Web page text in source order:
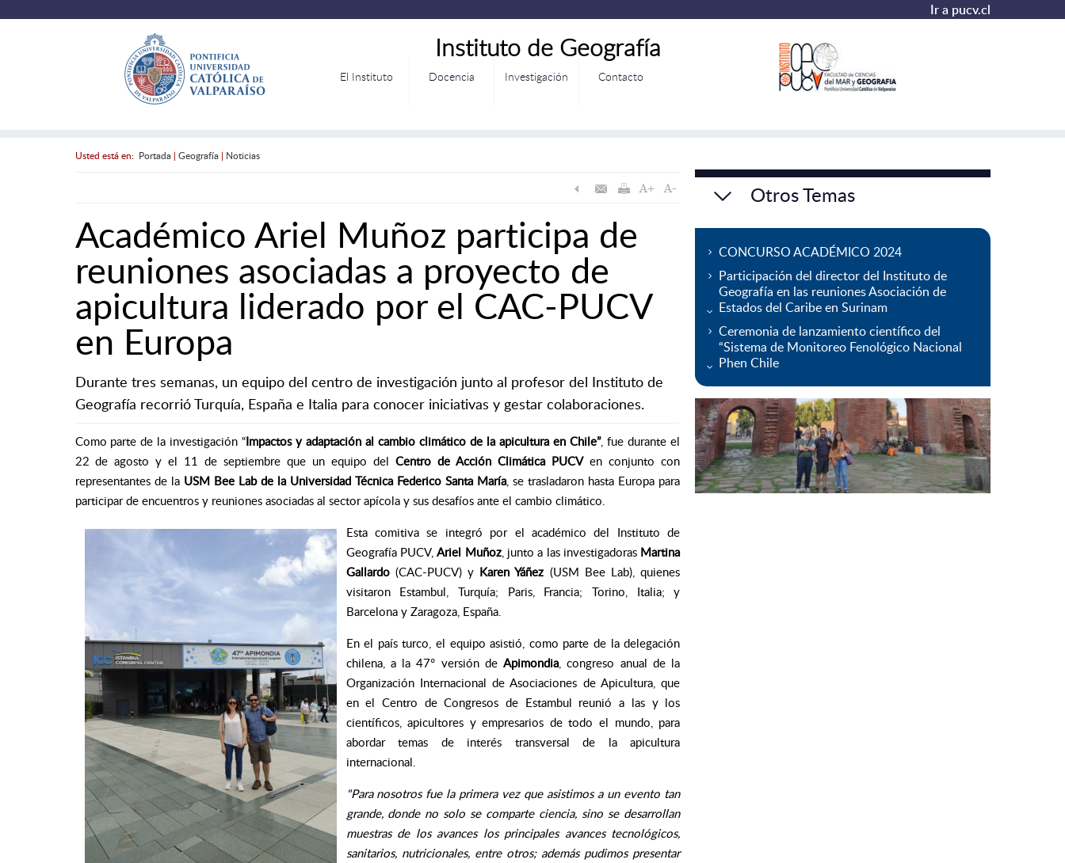
Ir a pucv.cl
Instituto de Geografía
El Instituto Docencia Investigación Contacto
Usted está en: Portada| Geografía| Noticias
Académico Ariel Muñoz participa de
reuniones asociadas a proyecto de
apicultura liderado por el CAC-PUCV
en Europa
Durante tres semanas, un equipo del centro de investigación junto al profesor del Instituto de
Geografía recorrió Turquía, España e Italia para conocer iniciativas y gestar colaboraciones.
Como parte de la investigación“Impactos y adaptación al cambio climático de la apicultura en Chile”, fue durante el
22 de agosto y el 11 de septiembre que un equipo delCentro de Acción Climática PUCVen conjunto con
representantes de la USM Bee Lab de la Universidad Técnica Federico Santa María, se trasladaron hasta Europa para
participar de encuentros y reuniones asociadas al sector apícola y sus desafíos ante el cambio climático.
Esta comitiva se integró por el académico del Instituto de
Geografía PUCV,Ariel Muñoz, junto a las investigadoras Martina
Gallardo (CAC-PUCV) y Karen Yáñez (USM Bee Lab), quienes
visitaron Estambul, Turquía; Paris, Francia; Torino, Italia; y
Barcelona y Zaragoza, España.
En el país turco, el equipo asistió, como parte de la delegación
chilena, a la 47° versión deApimondia, congreso anual de la
Organización Internacional de Asociaciones de Apicultura, que
en el Centro de Congresos de Estambul reunió a las y los
científicos, apicultores y empresarios de todo el mundo, para
abordar temas de interés transversal de la apicultura
internacional.
"Para nosotros fue la primera vez que asistimos a un evento tan
grande, donde no solo se comparte ciencia, sino se desarrollan
muestras de los avances los principales avances tecnológicos,
sanitarios, nutricionales, entre otros; además pudimos presentar
Otros Temas
CONCURSO ACADÉMICO 2024
Participación del director del Instituto de
Geografía en las reuniones Asociación de
Estados del Caribe en Surinam
Ceremonia de lanzamiento científico del
“Sistema de Monitoreo Fenológico Nacional
Phen Chile